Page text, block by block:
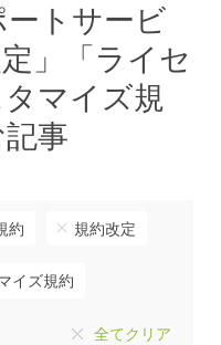
ートサービ
」「ライセ
マイズ規
事
約 規約改定
イズ規約
全てクリア